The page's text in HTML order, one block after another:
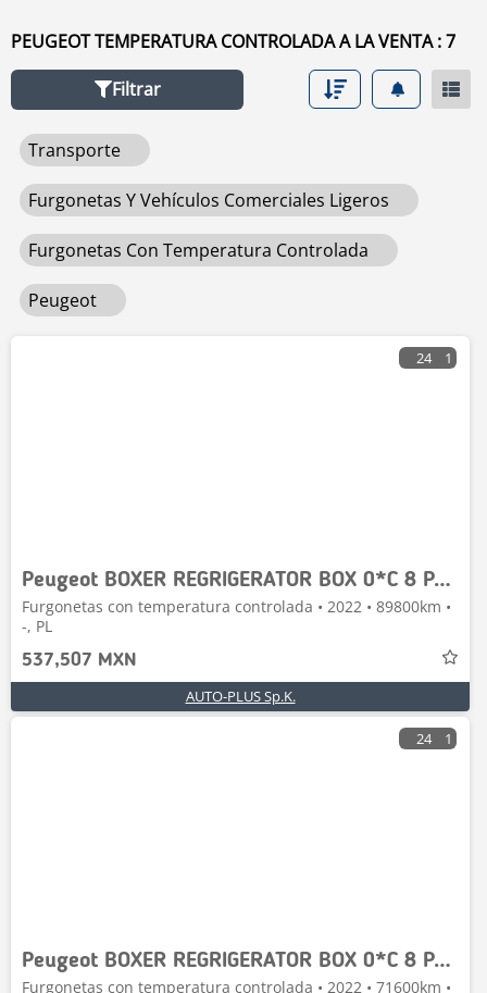
precio, horas de uso, país. Para buscar cualquier equipo
controlada.
PEUGEOT TEMPERATURA CONTROLADA A LA VENTA : 7
Filtrar
Transporte
Furgonetas Y Vehículos Comerciales Ligeros
Furgonetas Con Temperatura Controlada
Peugeot
24 1
Peugeot BOXER REGRIGERATOR BOX 0*C 8 PALLETS
Furgonetas con temperatura controlada • 2022 • 89800km •
-, PL
537,507 MXN
AUTO-PLUS Sp.K.
24 1
Peugeot BOXER REGRIGERATOR BOX 0*C 8 PALLETS
Furgonetas con temperatura controlada • 2022 • 71600km •